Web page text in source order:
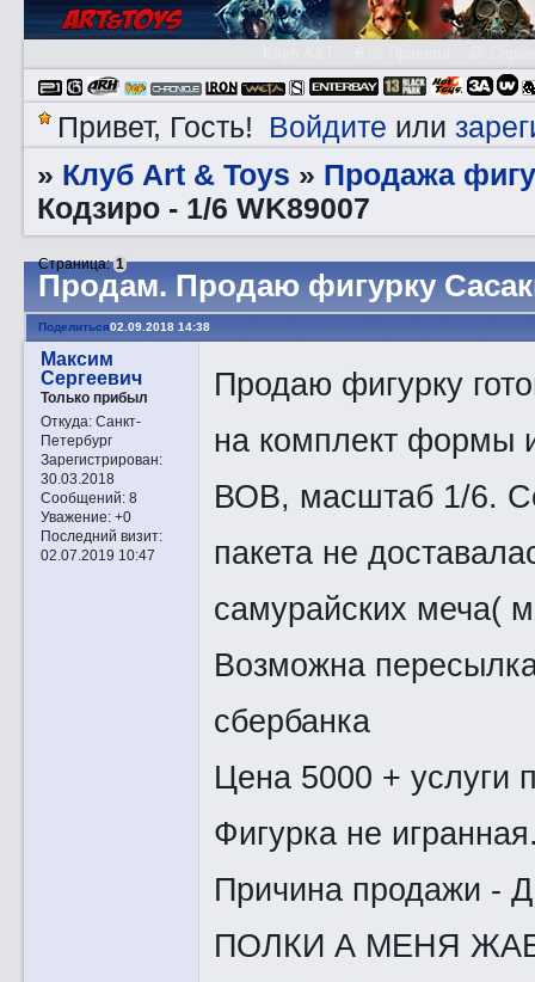
Привет, Гость! Войдите или
» Клуб Art & Toys » Продажа
Кодзиро - 1/6 WK89007
Прoдам. Продаю фигурку
Страница:1
Поделиться02.09.2018 14:38
Максим
Сергеевич
Только прибыл
Откуда:Санкт-
Петербург
Зарегистрирован:
30.03.2018
Сообщений:8
Уважение: +0
Последний визит:
02.07.2019 10:47
Продаю фигурку
на комплект формы
ВОВ, масштаб 1/6.
пакета не
самурайских меча(
Возможна
сбербанка
Цена 5000 + услуги
Фигурка не
Причина продажи
ПОЛКИ А МЕНЯ